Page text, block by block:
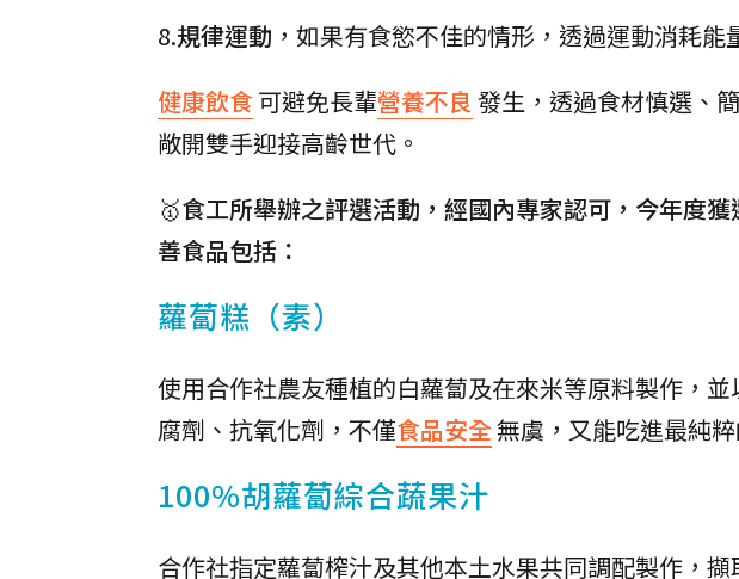
8.規律運動 ，如果有食慾不佳的情形，透過運動消耗
健康飲食可避免長輩營養不良 發生，透過食材慎選、
敞開雙手迎接高齡世代。
🥇食工所舉辦之評選活動，經國內專家認可，今年度
善食品包括：
蘿蔔糕（素）
使用合作社農友種植的白蘿蔔及在來米等原料製作，
腐劑、抗氧化劑，不僅食品安全無虞，又能吃進最純
100%胡蘿蔔綜合蔬果汁
合作社指定蘿蔔榨汁及其他本土水果共同調配製作，